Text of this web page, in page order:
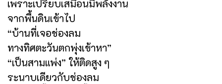
เพราะเปรียบเสมือนมีพลังงาน
จากพื้นดินเข้าไป
“บ้านที่เจอช่องลม
ทางทิศตะวันตกพุ่งเข้าหา”
“เป็นสามแพ่ง” ให้ติดสูง ๆ
ระนาบเดียวกับช่องลม